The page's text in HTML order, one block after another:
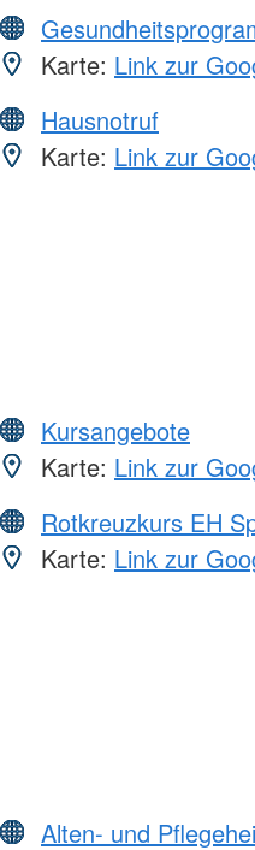
Karte: Link zur
Hausnotruf
Karte: Link zur
Kursangebote
Karte: Link zur
Rotkreuzkurs EH
Karte: Link zur
Alten- und